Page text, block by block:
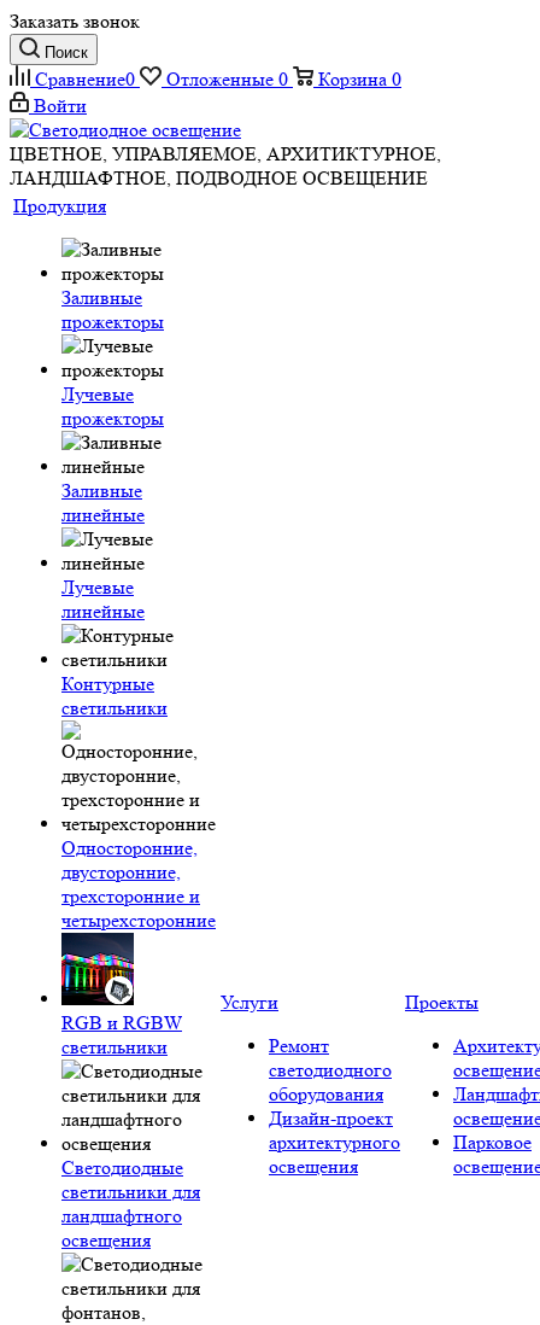
Заказать звонок
Поиск
Сравнение0 Отложенные 0 Корзина 0
Войти
ЦВЕТНОЕ, УПРАВЛЯЕМОЕ, АРХИТИКТУРНОЕ,
ЛАНДШАФТНОЕ, ПОДВОДНОЕ ОСВЕЩЕНИЕ
Продукция
Заливные
прожекторы
Лучевые
прожекторы
Заливные
линейные
Лучевые
линейные
Контурные
светильники
Односторонние,
двусторонние,
трехсторонние и
четырехсторонние
RGB и RGBW
светильники
Светодиодные
светильники для
ландшафтного
освещения
Услуги
Ремонт
светодиодного
оборудования
Дизайн-проект
архитектурного
освещения
Проекты
Парковое